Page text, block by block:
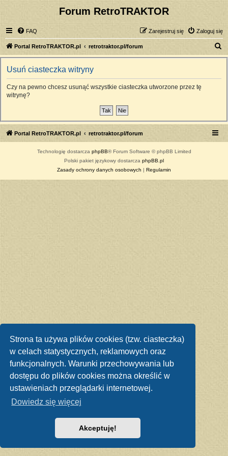
Strona ta używa plików cookies (tzw. ciasteczka)
w celach statystycznych, reklamowych oraz
funkcjonalnych. Warunki przechowywania lub
dostępu do plików cookies można określić w
ustawieniach przeglądarki internetowej.
Dowiedz się więcej
Akceptuję!
Forum RetroTRAKTOR
FAQ Zaloguj się
Zarejestruj się
Portal RetroTRAKTOR.pl retrotraktor.pl/forum
z
Usuń ciasteczka witryny
Czy na pewno chcesz usunąć wszystkie ciasteczka utworzone przez tę
witrynę?
Portal RetroTRAKTOR.pl retrotraktor.pl/forum
Technologię dostarcza phpBB® Forum Software © phpBB Limited
Polski pakiet językowy dostarcza phpBB.pl
Zasady ochrony danych osobowych | Regulamin